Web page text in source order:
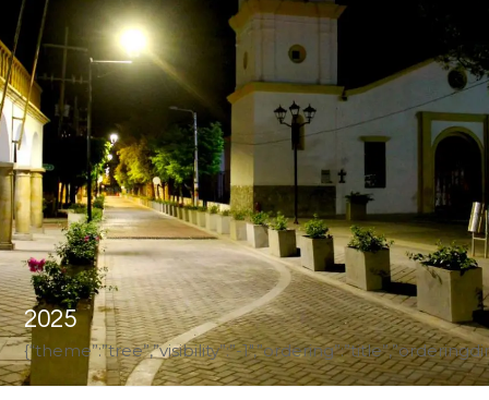
2025
{“theme”:”tree”,”visibility”:”-